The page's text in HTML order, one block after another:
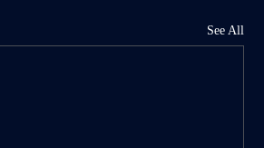
See All